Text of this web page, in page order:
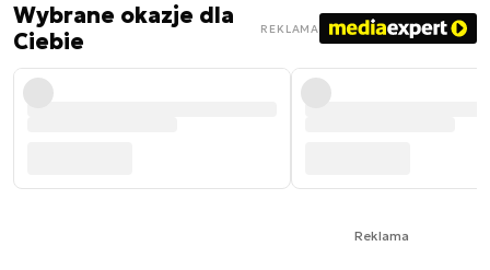
Wybrane okazje dla
Ciebie
REKLAMA
Reklama